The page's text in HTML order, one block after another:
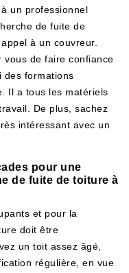
un professionnel
de fuite de
à un couvreur.
vous de faire confiance
des formations
Il a tous les matériels
De plus, sachez
intéressant avec un
pour une
de fuite de toiture à
et pour la
doit être
un toit assez âgé,
régulière, en vue